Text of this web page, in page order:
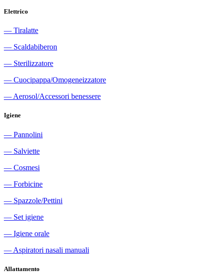
Elettrico
― Tiralatte
― Scaldabiberon
― Sterilizzatore
― Cuocipappa/Omogeneizzatore
― Aerosol/Accessori benessere
Igiene
― Pannolini
― Salviette
― Cosmesi
― Forbicine
― Spazzole/Pettini
― Set igiene
― Igiene orale
― Aspiratori nasali manuali
Allattamento